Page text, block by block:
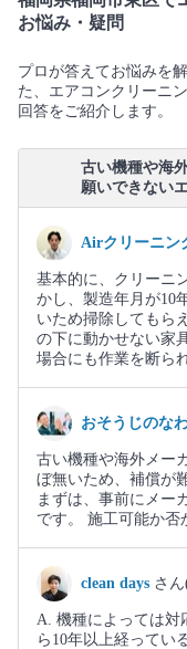
お悩み・疑問
プロが答えてお悩みを
た、エアコンクリーニ
回答をご紹介します。
古い機種や海
願いできない
Airクリーニン
基本的に、クリーニ
かし、製造年月が10
いため掃除してもら
の下に動かせない家
場合にも作業を断ら
おそうじのな
古い機種や海外メー
ぼ無いため、補償が
まずは、事前にメー
です。 施工可能か否
clean days さ
A. 機種によっては対
ら10年以上経ってい